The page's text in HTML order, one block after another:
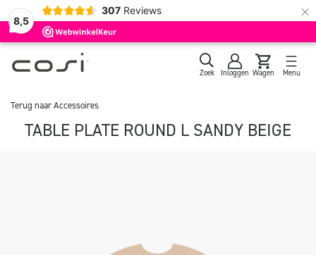
8,5
307 Reviews ×
Zoek Inloggen Wagen Menu
Terug naarAccessoires
TABLE PLATE ROUND L SANDY BEIGE